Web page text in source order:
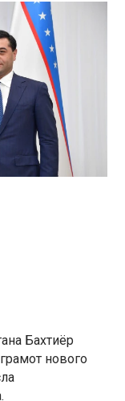
Бахтиёр
нового